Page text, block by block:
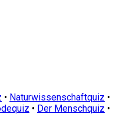
• Naturwissenschaftquiz •
• Der Menschquiz •